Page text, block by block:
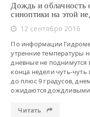
Дождь и
синоптики на этой
12 сентября 2016
По информации
утренние температуры
дневные не поднимутся
конца недели чуть-чуть
до плюс 9 градусов,
ожидаются
Читать